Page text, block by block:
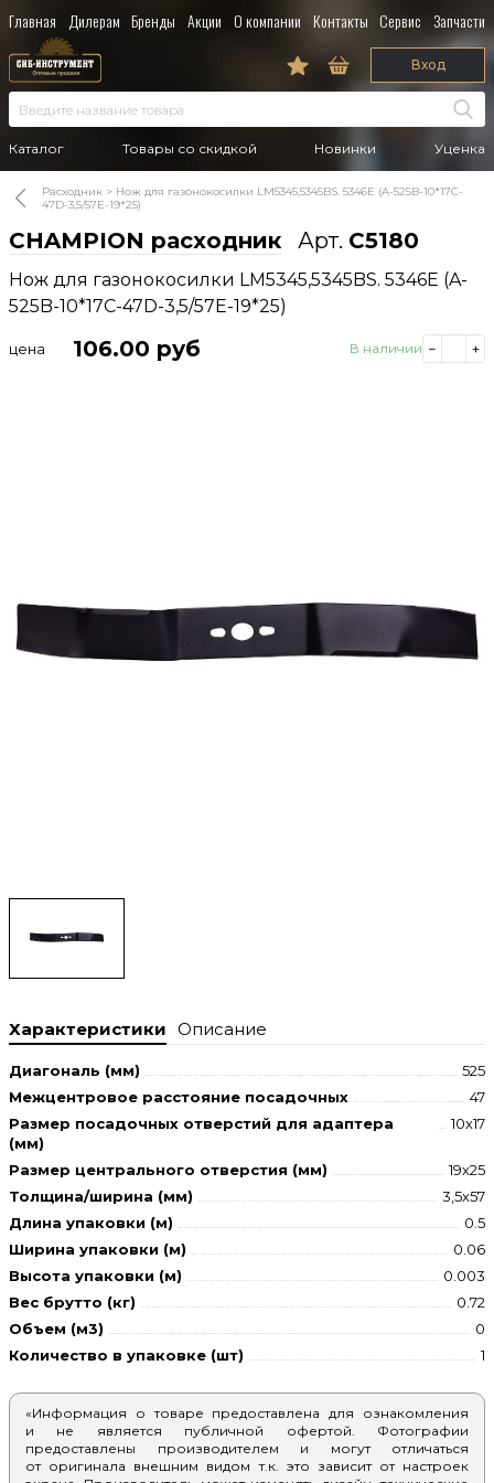
Главная Дилерам Бренды Акции О компании Контакты Сервис Запчасти
Каталог Товары со скидкой Новинки Уценка
Вход
Расходник
Нож для газонокосилки LM5345,5345BS. 5346E (A-525B-10*17C-
47D-3,5/57E-19*25)
CHAMPION расходник Арт. C5180
Нож для газонокосилки LM5345,5345BS. 5346E (A-
525B-10*17C-47D-3,5/57E-19*25)
цена 106.00 руб В наличии
Характеристики Описание
Диагональ (мм)
525
Межцентровое расстояние посадочных
47
Размер посадочных отверстий для адаптера
(мм)
10х17
Размер центрального отверстия (мм)
19х25
Толщина/ширина (мм)
3,5х57
Длина упаковки (м)
0.5
Ширина упаковки (м)
0.06
Высота упаковки (м)
0.003
Вес брутто (кг)
0.72
Объем (м3)
0
Количество в упаковке (шт)
1
«Информация о товаре предоставлена для ознакомления
и не является публичной офертой. Фотографии
предоставлены производителем и могут отличаться
от оригинала внешним видом т.к. это зависит от настроек